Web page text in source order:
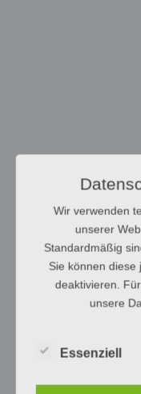
Wir verwenden
unserer
Standardmäßig
Sie können diese
deaktivieren.
unsere
Essenziell